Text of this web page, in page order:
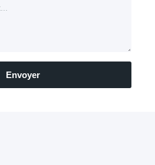
Envoyer